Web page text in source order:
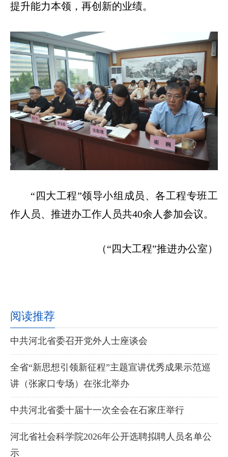
提升能力本领，再创新的业绩。
“四大工程”领导小组成员、各工程专班工
作人员、推进办工作人员共40余人参加会议。
（“四大工程”推进办公室）
阅读推荐
中共河北省委召开党外人士座谈会
全省“新思想引领新征程”主题宣讲优秀成果示范巡
讲（张家口专场）在张北举办
中共河北省委十届十一次全会在石家庄举行
河北省社会科学院2026年公开选聘拟聘人员名单公
示